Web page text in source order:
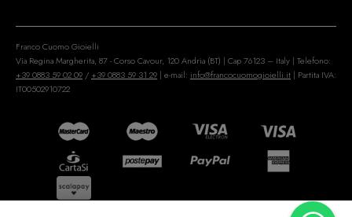
Franco Cuomo Gioielli
Via Regina Margherita, 87 - Corso Cavour, 120 Andria (BT) | Cap 76123 – Italy | Telefono:
+39 0883 59 02 09 / +39 0883 59 31 29 | e-mail: info@francocuomogioielli.it | Partita IVA:
IT00502910722